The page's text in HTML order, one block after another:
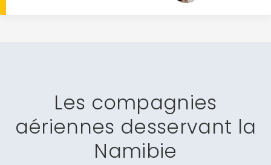
Les compagnies
aériennes desservant la
Namibie